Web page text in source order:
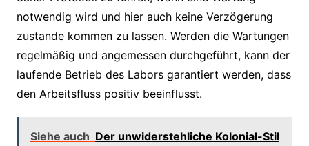
notwendig wird und hier auch keine Verzögerung
zustande kommen zu lassen. Werden die Wartungen
regelmäßig und angemessen durchgeführt, kann der
laufende Betrieb des Labors garantiert werden, dass
den Arbeitsfluss positiv beeinflusst.
Siehe auch Der unwiderstehliche Kolonial-Stil